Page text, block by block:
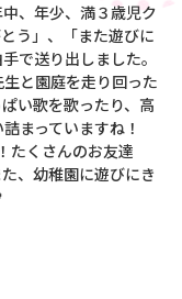
、年少、満３歳児ク
う」、「また遊びに
で送り出しました。
と園庭を走り回った
い歌を歌ったり、高
まっていますね！
たくさんのお友達
、幼稚園に遊びにき